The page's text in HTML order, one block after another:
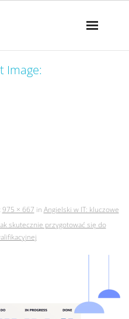
Image:
975 × 667 in Angielski w IT: kluczowe
skutecznie przygotować się do